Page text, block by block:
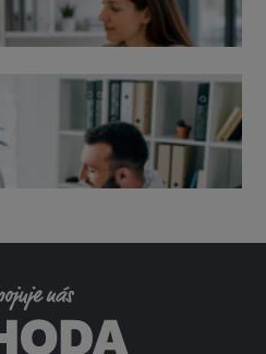
2026 – průvodce pro